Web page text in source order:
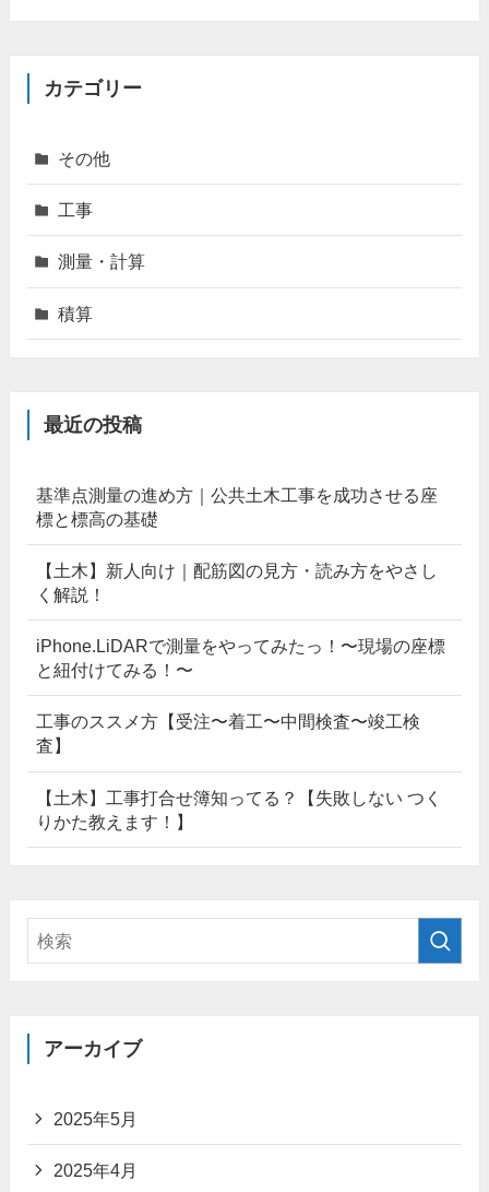
カテゴリー
その他
工事
測量・計算
積算
最近の投稿
基準点測量の進め方｜公共土木工事を成功させる座
標と標高の基礎
【土木】新人向け｜配筋図の見方・読み方をやさし
く解説！
iPhone.LiDARで測量をやってみたっ！〜現場の座標
と紐付けてみる！〜
工事のススメ方【受注〜着工〜中間検査〜竣工検
査】
【土木】工事打合せ簿知ってる？【失敗しない つく
りかた教えます！】
アーカイブ
2025年5月
2025年4月